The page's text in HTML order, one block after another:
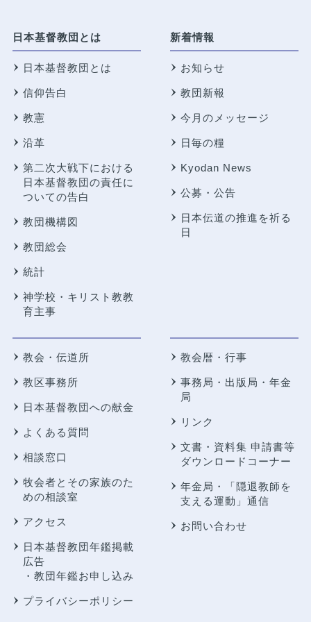
日本基督教団とは
日本基督教団とは
信仰告白
教憲
沿革
第二次大戦下における
日本基督教団の責任に
ついての告白
教団機構図
教団総会
統計
神学校・キリスト教教
育主事
新着情報
お知らせ
教団新報
今月のメッセージ
日毎の糧
Kyodan News
公募・公告
日本伝道の推進を祈る
日
教会・伝道所
教区事務所
日本基督教団への献金
よくある質問
相談窓口
牧会者とその家族のた
めの相談室
アクセス
日本基督教団年鑑掲載
広告
・教団年鑑お申し込み
プライバシーポリシー
教会暦・行事
事務局・出版局・年金
局
リンク
文書・資料集 申請書等
ダウンロードコーナー
年金局・
「隠退教師を
支える運動」通信
お問い合わせ